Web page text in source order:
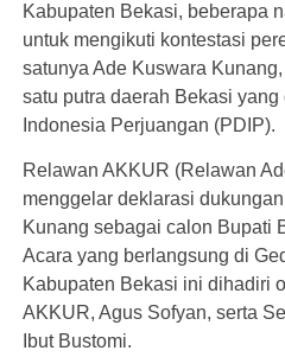
Kabupaten Bekasi, beberapa
untuk mengikuti kontestasi
satunya Ade Kuswara
satu putra daerah Bekasi
Indonesia Perjuangan (PDIP).
Relawan AKKUR (Relawan
menggelar deklarasi
Kunang sebagai calon Bupati
Acara yang berlangsung di
Kabupaten Bekasi ini dihadiri
AKKUR, Agus Sofyan, serta
Ibut Bustomi.